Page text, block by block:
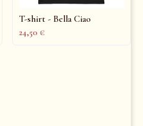
T-shirt - Bella Ciao
24,50 €